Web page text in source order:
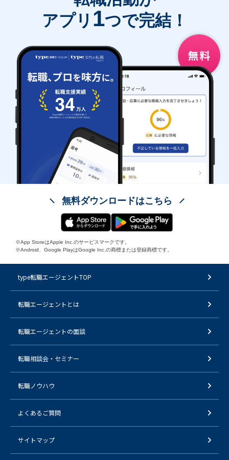
アプリ 1つで完結！
無料ダウンロードはこちら
※App StoreはApple Inc.のサービスマークです。
※Android、Google PlayはGoogle Inc.の商標または登録商標です。
type転職エージェントTOP
転職エージェントとは
転職エージェントの面談
転職相談会・セミナー
転職ノウハウ
よくあるご質問
サイトマップ